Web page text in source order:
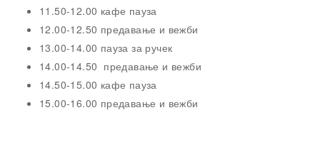
11.50-12.00 кафе пауза
12.00-12.50 предавање и вежби
13.00-14.00 пауза за ручек
14.00-14.50 предавање и вежби
14.50-15.00 кафе пауза
15.00-16.00 предавање и вежби